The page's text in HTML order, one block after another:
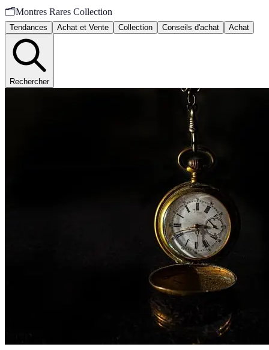
🗂️Montres Rares Collection
Tendances Achat et Vente Collection Conseils d'achat Achat
Rechercher